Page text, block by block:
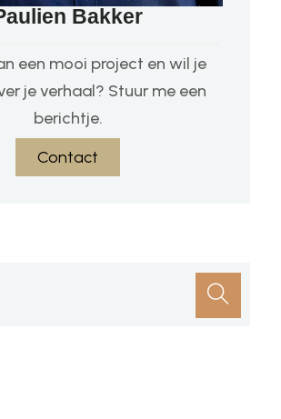
Bakker
een mooi project en wil je
je verhaal? Stuur me een
berichtje.
Contact